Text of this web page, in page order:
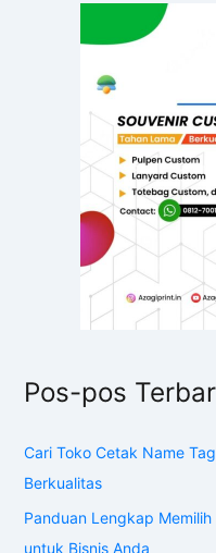
Pos-pos
Cari Toko Cetak Name
Berkualitas
Panduan Lengkap
untuk Bisnis Anda